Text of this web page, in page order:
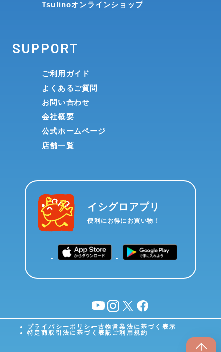
Tsulinoオンラインショップ
SUPPORT
ご利用ガイド
よくあるご質問
お問い合わせ
会社概要
公式ホームページ
店舗一覧
イシグロアプリ
便利にお得にお買い物！
YouTubeinstagram
X facebook
プライバシーポリシー古物営業法に基づく表示
特定商取引法に基づく表記 ご利用規約